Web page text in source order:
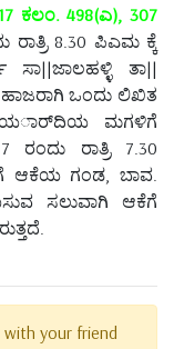
ಕಲಂ. 498(ಎ), 307
ರಾತ್ರಿ 8.30 ಪಿಎಮ ಕ್ಕೆ
ತಾ||
ಒಂದು ಲಿಖಿತ
ಮಗಳಿಗೆ
ರಂದು ರಾತ್ರಿ 7.30
ಗಂಡ, ಬಾವ.
ಸಲುವಾಗಿ ಆಕೆಗೆ
your friend